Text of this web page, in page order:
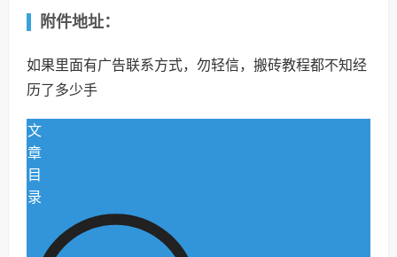
附件地址：
如果里面有广告联系方式，勿轻信，搬砖教程都不知经
历了多少手
文
章
目
录